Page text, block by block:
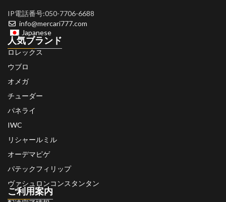
IP電話番号:050-7706-6688
info@mercari777.com
Japanese
人気ブランド
ロレックス
ウブロ
オメガ
チューダー
パネライ
IWC
リシャールミル
オーデマピゲ
パテックフィリップ
ヴァシュロンコンスタンタン
ご利用案内